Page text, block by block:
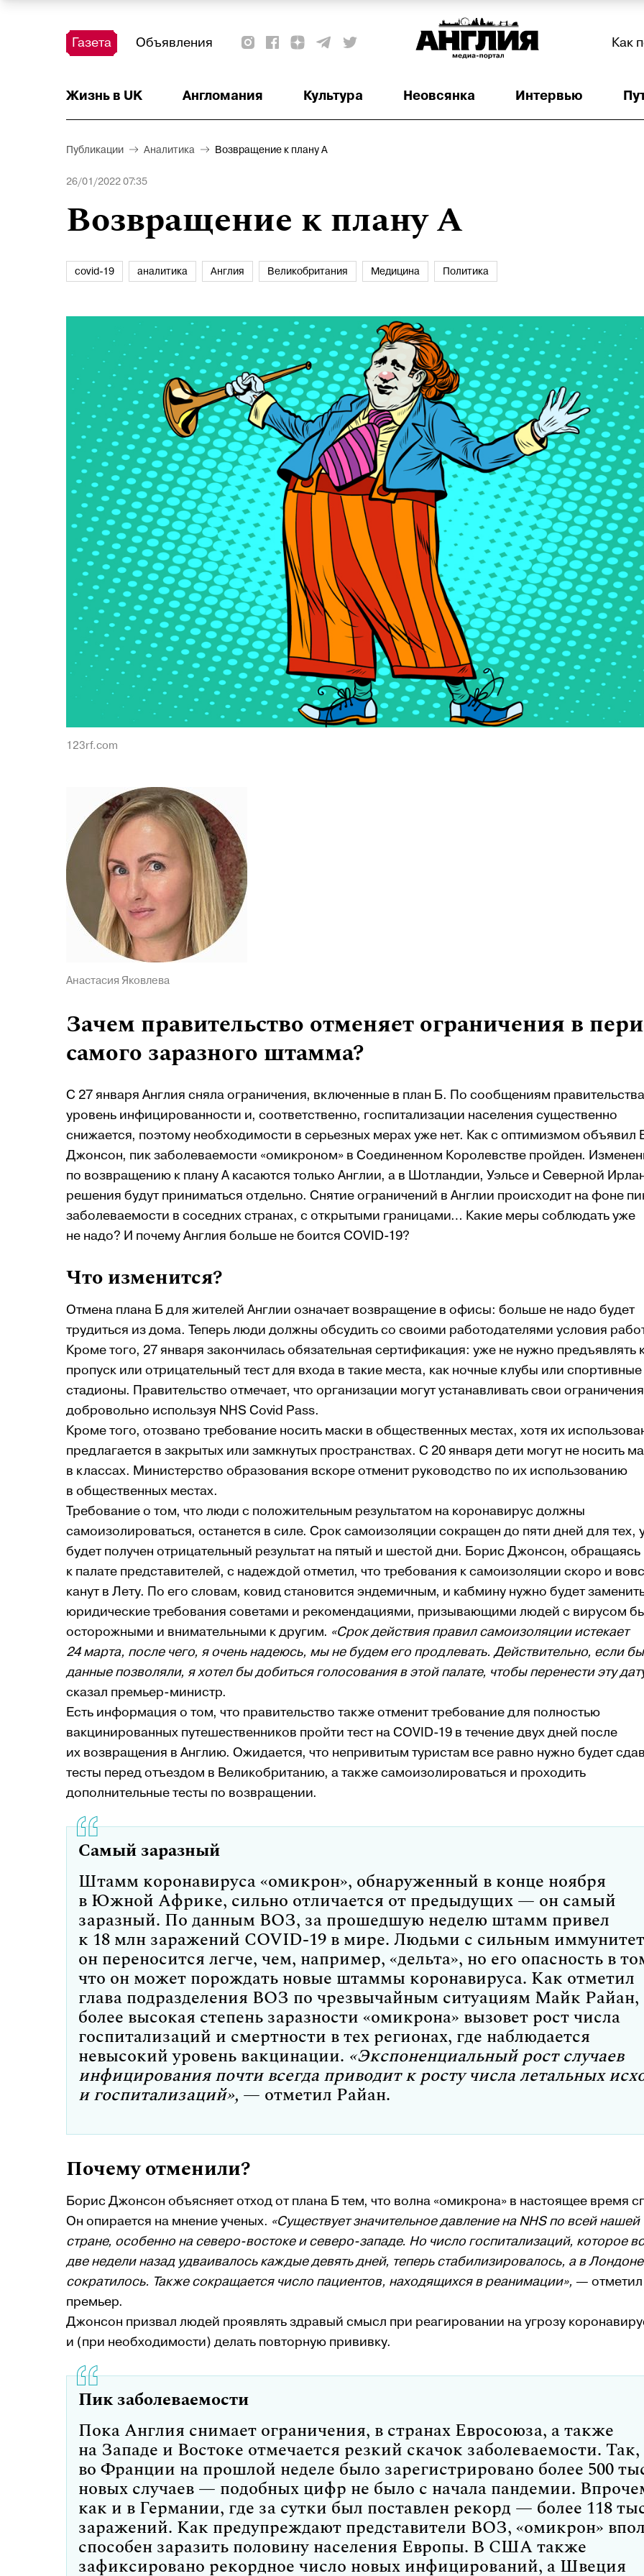
Газета Объявления Как
Жизнь в UK Англомания Культура Неовсянка Интервью
Тест
Красота и здоровье
Ваше право
Актуально
Аналитика
Читать!
Недвижимость
Наши на острове
Наши на старте
Афиша
Детское
Образование
Деньги
Публикации Аналитика Возвращение к плану А
26/01/2022 07:35
Возвращение к плану А
covid-19 аналитика Англия Великобритания Медицина Политика
123rf.com
Анастасия Яковлева
Зачем правительство отменяет ограничения в
самого заразного штамма?
С 27 января Англия сняла ограничения, включенные в план Б. По сообщениям
уровень инфицированности и, соответственно, госпитализации населения существенно
снижается, поэтому необходимости в серьезных мерах уже нет. Как с оптимизмом объявил
Джонсон, пик заболеваемости «омикроном» в Соединенном Королевстве пройден.
по возвращению к плану А касаются только Англии, а в Шотландии, Уэльсе и Северной
решения будут приниматься отдельно. Снятие ограничений в Англии происходит на фоне
заболеваемости в соседних странах, с открытыми границами… Какие меры соблюдать уже
не надо? И почему Англия больше не боится COVID-19?
Что изменится?
Отмена плана Б для жителей Англии означает возвращение в офисы: больше не надо будет
трудиться из дома. Теперь люди должны обсудить со своими работодателями условия
Кроме того, 27 января закончилась обязательная сертификация: уже не нужно предъявлять
пропуск или отрицательный тест для входа в такие места, как ночные клубы или спортивные
стадионы. Правительство отмечает, что организации могут устанавливать свои
добровольно используя NHS Covid Pass.
Кроме того, отозвано требование носить маски в общественных местах, хотя их
предлагается в закрытых или замкнутых пространствах. С 20 января дети могут не носить
в классах. Министерство образования вскоре отменит руководство по их использованию
в общественных местах.
Требование о том, что люди с положительным результатом на коронавирус должны
самоизолироваться, останется в силе. Срок самоизоляции сокращен до пяти дней для тех,
будет получен отрицательный результат на пятый и шестой дни. Борис Джонсон, обращаясь
к палате представителей, с надеждой отметил, что требования к самоизоляции скоро и
канут в Лету. По его словам, ковид становится эндемичным, и кабмину нужно будет
юридические требования советами и рекомендациями, призывающими людей с вирусом
осторожными и внимательными к другим. «Срок действия правил самоизоляции истекает
24 марта, после чего, я очень надеюсь, мы не будем его продлевать. Действительно, если бы
данные позволяли, я хотел бы добиться голосования в этой палате, чтобы перенести эту
сказал премьер-министр.
Есть информация о том, что правительство также отменит требование для полностью
вакцинированных путешественников пройти тест на COVID-19 в течение двух дней после
их возвращения в Англию. Ожидается, что непривитым туристам все равно нужно будет
тесты перед отъездом в Великобританию, а также самоизолироваться и проходить
дополнительные тесты по возвращении.
Самый заразный
Штамм коронавируса «омикрон», обнаруженный в конце ноября
в Южной Африке, сильно отличается от предыдущих — он самый
заразный. По данным ВОЗ, за прошедшую неделю штамм привел
к 18 млн заражений COVID-19 в мире. Людьми с сильным
он переносится легче, чем, например, «дельта», но его опасность в
что он может порождать новые штаммы коронавируса. Как отметил
глава подразделения ВОЗ по чрезвычайным ситуациям Майк Райан,
более высокая степень заразности «омикрона» вызовет рост числа
госпитализаций и смертности в тех регионах, где наблюдается
невысокий уровень вакцинации. «Экспоненциальный рост случаев
инфицирования почти всегда приводит к росту числа летальных
и госпитализаций», — отметил Райан.
Почему отменили?
Борис Джонсон объясняет отход от плана Б тем, что волна «омикрона» в настоящее время
Он опирается на мнение ученых. «Существует значительное давление на NHS по всей нашей
стране, особенно на северо-востоке и северо-западе. Но число госпитализаций, которое
две недели назад удваивалось каждые девять дней, теперь стабилизировалось, а в
сократилось. Также сокращается число пациентов, находящихся в реанимации», — отметил
премьер.
Джонсон призвал людей проявлять здравый смысл при реагировании на угрозу
и (при необходимости) делать повторную прививку.
Пик заболеваемости
Пока Англия снимает ограничения, в странах Евросоюза, а также
на Западе и Востоке отмечается резкий скачок заболеваемости. Так,
во Франции на прошлой неделе было зарегистрировано более 500
новых случаев — подобных цифр не было с начала пандемии.
как и в Германии, где за сутки был поставлен рекорд — более 118
заражений. Как предупреждают представители ВОЗ, «омикрон»
способен заразить половину населения Европы. В США также
зафиксировано рекордное число новых инфицирований, а Швеция